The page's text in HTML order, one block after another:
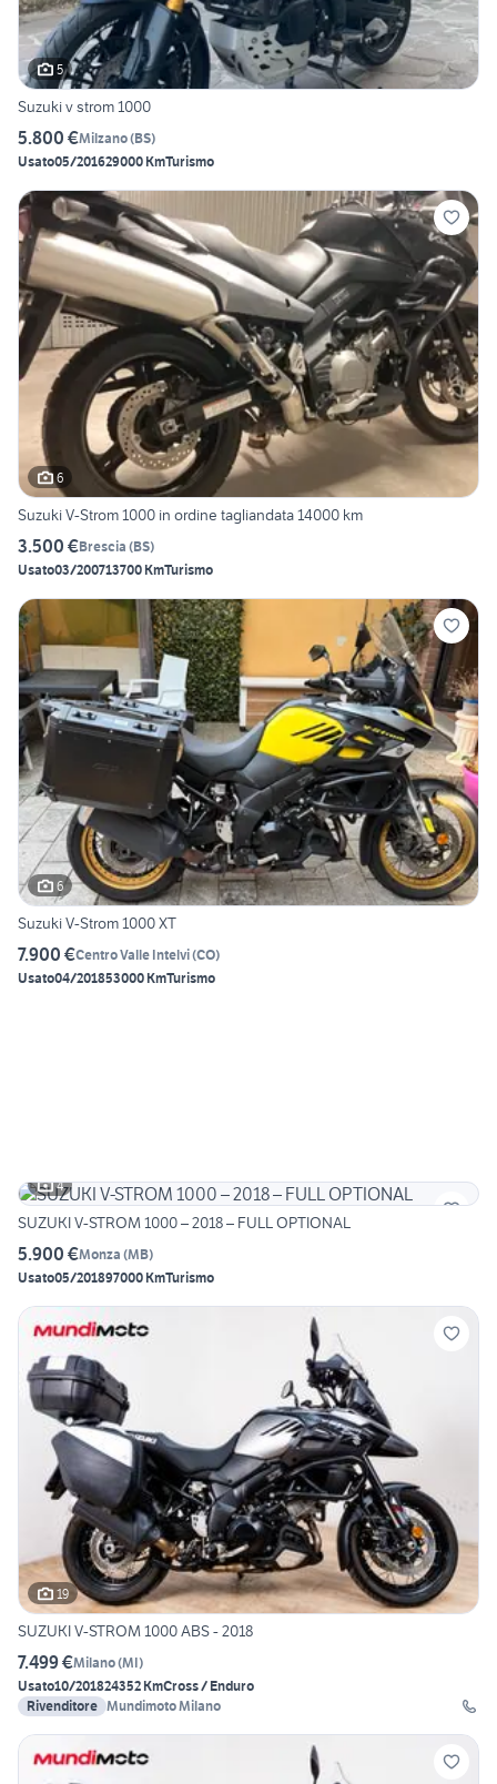
5
Suzuki v strom 1000
5.800 €Milzano(BS)
Usato05/201629000 KmTurismo
6
Suzuki V-Strom 1000 in ordine tagliandata 14000 km
3.500 €Brescia (BS)
Usato03/200713700 KmTurismo
6
Suzuki V-Strom 1000 XT
7.900 €Centro Valle Intelvi(CO)
Usato04/201853000 KmTurismo
4
SUZUKI V-STROM 1000 – 2018 – FULL OPTIONAL
5.900 €Monza (MB)
Usato05/201897000 KmTurismo
19
SUZUKI V-STROM 1000 ABS - 2018
7.499 €Milano(MI)
Usato10/201824352 KmCross / Enduro
Rivenditore Mundimoto Milano